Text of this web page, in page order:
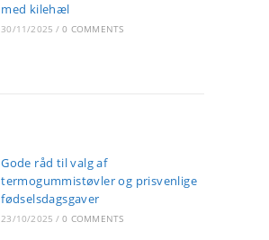
med kilehæl
30/11/2025 / 0 COMMENTS
Gode råd til valg af
termogummistøvler og prisvenlige
fødselsdagsgaver
23/10/2025 / 0 COMMENTS